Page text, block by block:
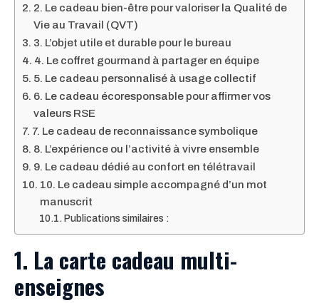
2. Le cadeau bien-être pour valoriser la Qualité de
Vie au Travail (QVT)
3. L’objet utile et durable pour le bureau
4. Le coffret gourmand à partager en équipe
5. Le cadeau personnalisé à usage collectif
6. Le cadeau écoresponsable pour affirmer vos
valeurs RSE
7. Le cadeau de reconnaissance symbolique
8. L’expérience ou l’activité à vivre ensemble
9. Le cadeau dédié au confort en télétravail
10. Le cadeau simple accompagné d’un mot
manuscrit
Publications similaires :
1. La carte cadeau multi-
enseignes